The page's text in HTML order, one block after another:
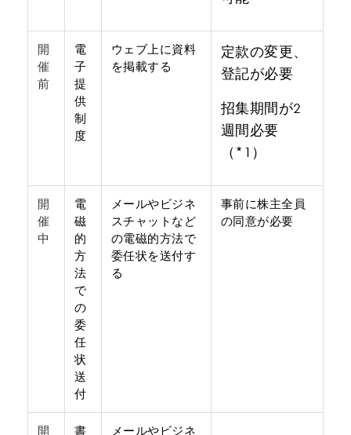
開
催
前
電
子
提
供
制
度
ウェブ上に資料
を掲載する
定款の変更、
登記が必要
招集期間が2
週間必要
（*1）
開
催
中
電
磁
的
方
法
で
の
委
任
状
送
付
メールやビジネ
スチャットなど
の電磁的方法で
委任状を送付す
る
事前に株主全員
の同意が必要
開
書
メールやビジネ